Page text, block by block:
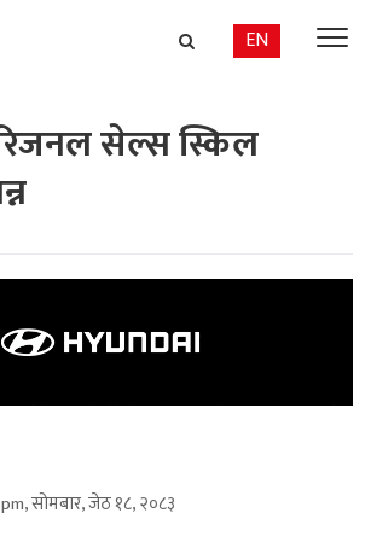
EN
सेल्स स्किल
सोमबार, जेठ १८, २०८३